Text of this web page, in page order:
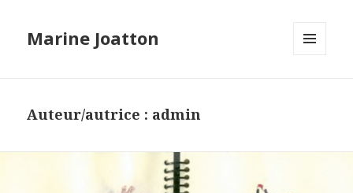
Marine Joatton
Auteur/autrice : admin